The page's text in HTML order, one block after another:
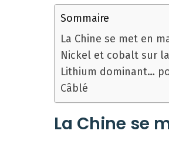
Sommaire
La Chine se met en
Nickel et cobalt sur
Lithium dominant…
Câblé
La Chine se